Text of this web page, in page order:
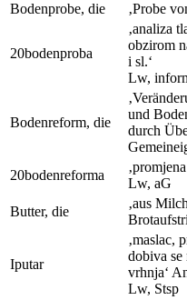
Bodenprobe, die
‚Probe
20bodenproba
‚analiza
obzirom
i sl.‘
Lw,
Bodenreform, die
und
durch
20bodenreforma
Lw, aG
Butter, die
‚aus
Iputar
‚maslac,
dobiva se
vrhnja‘
Lw, Stsp